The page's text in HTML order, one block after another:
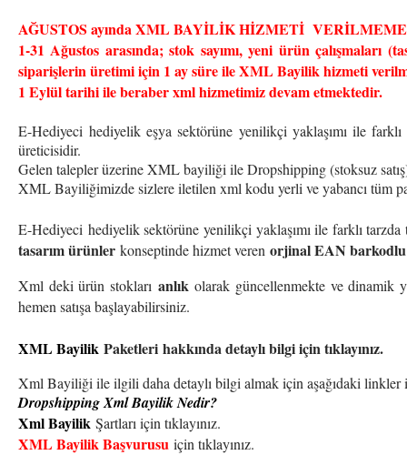
AĞUSTOS ayında XML BAYİLİK HİZMETİ
1-31 Ağustos arasında; stok sayımı, yeni ürün çalışmaları
siparişlerin üretimi için 1 ay süre ile XML Bayilik hizmeti
1 Eylül tarihi ile beraber xml hizmetimiz devam etmektedir.
E-Hediyeci hediyelik eşya sektörüne yenilikçi yaklaşımı ile
üreticisidir.
Gelen talepler üzerine XML bayiliği ile Dropshipping (stoksuz
XML Bayiliğimizde sizlere iletilen xml kodu yerli ve yabancı tüm
E-Hediyeci hediyelik sektörüne yenilikçi yaklaşımı ile farklı
tasarım ürünler konseptinde hizmet veren orjinal EAN
Xml deki ürün stokları anlık olarak güncellenmekte ve dinamik
hemen satışa başlayabilirsiniz.
XML Bayilik Paketleri hakkında detaylı bilgi için tıklayınız.
Xml Bayiliği ile ilgili daha detaylı bilgi almak için aşağıdaki linkler
Dropshipping Xml Bayilik Nedir?
Xml Bayilik Şartları için tıklayınız.
XML Bayilik Başvurusu için tıklayınız.